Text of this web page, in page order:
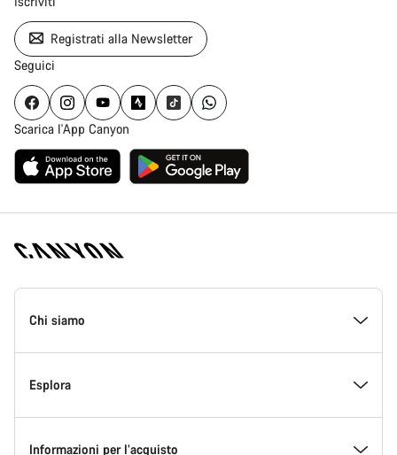
Registrati alla Newsletter
Seguici
Scarica l'App Canyon
Piè
Home
Chi siamo
All’interno di Canyon
Innovazione in Canyon
Esplora
Eventi
Informazioni per l’acquisto